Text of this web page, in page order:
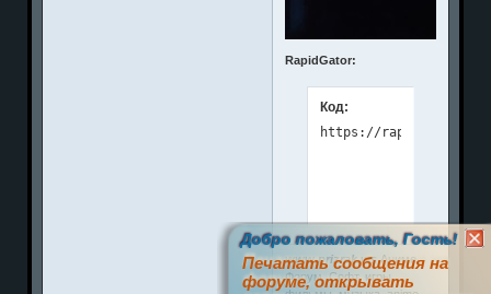
RapidGator:
Код:
www.prizrak.wsАниме
Форум. Софт, игры,
Добро пожаловать, Гость!
Печатать сообщения на
форуме, открывать